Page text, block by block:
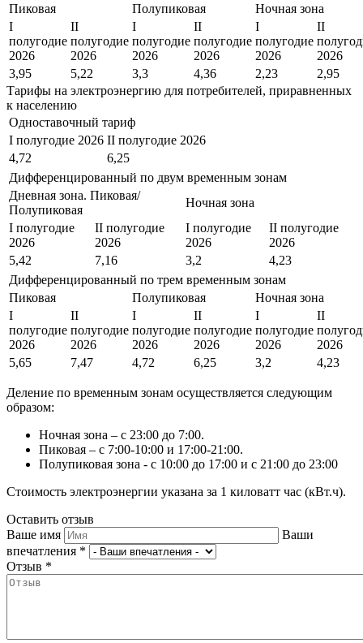
Пиковая
Полупиковая
Ночная зона
I
полугодие
2026
II
полугодие
2026
I
полугодие
2026
II
полугодие
2026
I
полугодие
2026
II
2026
3,95
5,22 3,3 4,36 2,23
2,95
Тарифы на электроэнергию для потребителей, приравненных
к населению
Одноставочный тариф
I полугодие 2026 II полугодие 2026
4,72
6,25
Дифференцированный по двум временным зонам
Дневная зона. Пиковая/
Полупиковая
Ночная зона
I полугодие
2026
II полугодие
2026
I полугодие
2026
II полугодие
2026
5,42
7,16 3,2
4,23
Дифференцированный по трем временным зонам
Пиковая
Полупиковая
Ночная зона
I
полугодие
2026
II
полугодие
2026
I
полугодие
2026
II
полугодие
2026
I
полугодие
2026
II
2026
5,65
7,47 4,72 6,25 3,2 4,23
Деление по временным зонам осуществляется следующим
образом:
Ночная зона – с 23:00 до 7:00.
Пиковая – с 7:00-10:00 и 17:00-21:00.
Полупиковая зона - с 10:00 до 17:00 и с 21:00 до 23:00
Стоимость электроэнергии указана за 1 киловатт час (кВт.ч).
Оставить отзыв
Ваше имя
Ваши
впечатления *
Отзыв *